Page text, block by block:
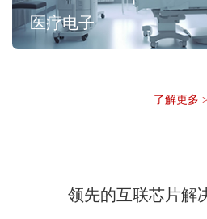
医疗电子
了解更多
领先的互联芯片解